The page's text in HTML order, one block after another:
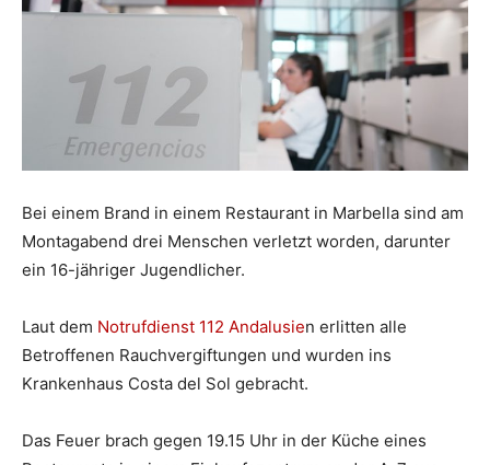
Bei einem Brand in einem Restaurant in Marbella sind am
Montagabend drei Menschen verletzt worden, darunter
ein 16-jähriger Jugendlicher.
Laut dem Notrufdienst 112 Andalusien erlitten alle
Betroffenen Rauchvergiftungen und wurden ins
Krankenhaus Costa del Sol gebracht.
Das Feuer brach gegen 19.15 Uhr in der Küche eines